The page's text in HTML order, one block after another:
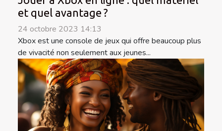
et quel avantage ?
24 octobre 2023 14:13
Xbox est une console de jeux qui offre beaucoup plus
de vivacité non seulement aux jeunes...